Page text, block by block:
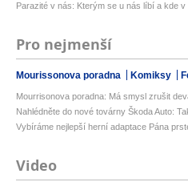
Parazité v nás: Kterým se u nás líbí a kde v
Pro nejmenší
Mourissonova poradna Komiksy
Mourrisonova poradna: Má smysl zrušit
Nahlédněte do nové továrny Škoda Auto:
Vybíráme nejlepší herní adaptace Pána
Video